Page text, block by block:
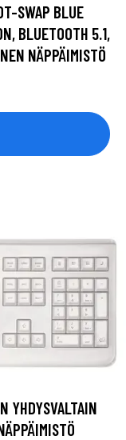
SWAP BLUE
BLUETOOTH 5.1,
NÄPPÄIMISTÖ
YHDYSVALTAIN